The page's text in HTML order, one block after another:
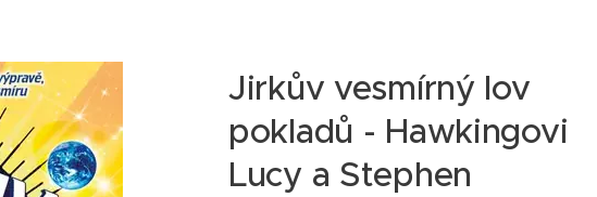
Jirkův vesmírný lov
pokladů - Hawkingovi
Lucy a Stephen